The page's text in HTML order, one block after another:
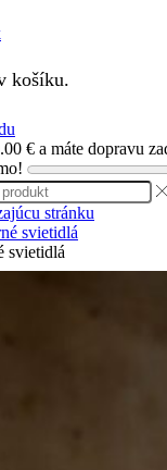
košíku.
€ a máte dopravu
stránku
svietidlá
svietidlá